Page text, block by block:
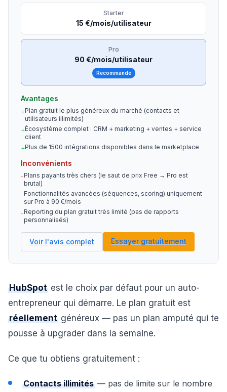
Starter
15 €/mois/utilisateur
Pro
90 €/mois/utilisateur
Recommandé
Avantages
+Plan gratuit le plus généreux du marché (contacts et
utilisateurs illimités)
+Écosystème complet : CRM + marketing + ventes + service
client
+Plus de 1500 intégrations disponibles dans le marketplace
Inconvénients
-Plans payants très chers (le saut de prix Free → Pro est
brutal)
-Fonctionnalités avancées (séquences, scoring) uniquement
sur Pro à 90 €/mois
-Reporting du plan gratuit très limité (pas de rapports
personnalisés)
Voir l'avis complet Essayer gratuitement
HubSpot est le choix par défaut pour un auto-
entrepreneur qui démarre. Le plan gratuit est
réellement généreux — pas un plan amputé qui te
pousse à upgrader dans la semaine.
Ce que tu obtiens gratuitement :
Contacts illimités — pas de limite sur le nombre